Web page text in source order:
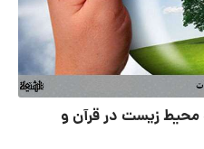
زیست در قرآن و